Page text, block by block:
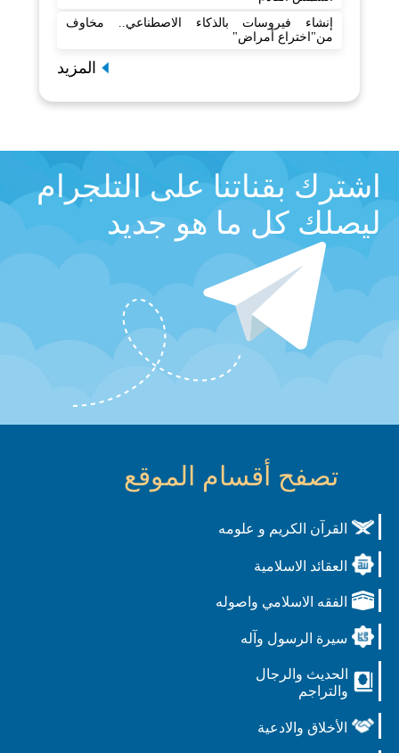
إنشاء فيروسات بالذكاء الاصطناعي.. مخاوف
من"اختراع أمراض"
المزيد
اشترك بقناتنا على التلجرام
ليصلك كل ما هو جديد
تصفح أقسام الموقع
القرآن الكريم و علومه
العقائد الاسلامية
الفقه الاسلامي واصوله
سيرة الرسول وآله
الحديث والرجال
والتراجم
الأخلاق والادعية